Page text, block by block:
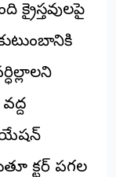
క్రైస్తవులపై
డాక్టర్ పగడాల